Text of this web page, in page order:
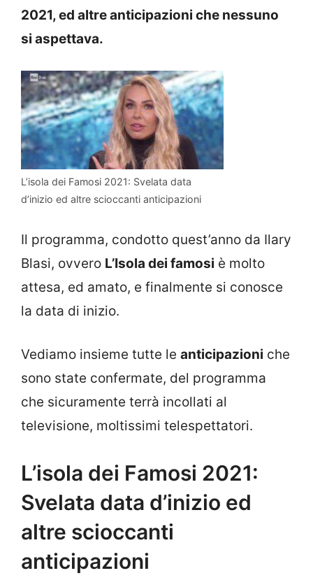
2021, ed altre anticipazioni che nessuno
si aspettava.
L’isola dei Famosi 2021: Svelata data
d’inizio ed altre scioccanti anticipazioni
Il programma, condotto quest’anno da Ilary
Blasi, ovvero L’Isola dei famosi è molto
attesa, ed amato, e finalmente si conosce
la data di inizio.
Vediamo insieme tutte le anticipazioni che
sono state confermate, del programma
che sicuramente terrà incollati al
televisione, moltissimi telespettatori.
L’isola dei Famosi 2021:
Svelata data d’inizio ed
altre scioccanti
anticipazioni